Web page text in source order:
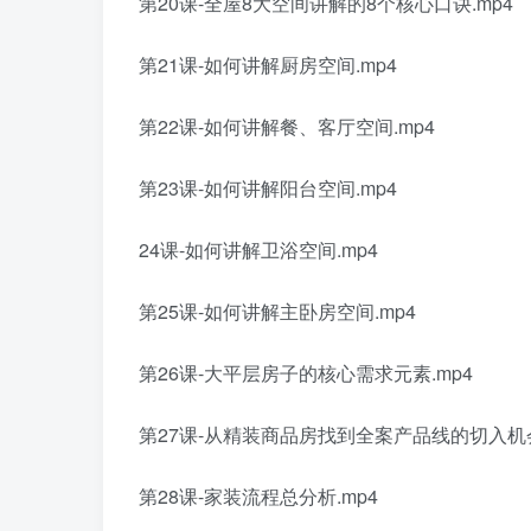
第21课-如何讲解厨房空间.mp4
第22课-如何讲解餐、客厅空间.mp4
第23课-如何讲解阳台空间.mp4
24课-如何讲解卫浴空间.mp4
第25课-如何讲解主卧房空间.mp4
第26课-大平层房子的核心需求元素.mp4
第27课-从精装商品房找到全案产品线的切入
第28课-家装流程总分析.mp4